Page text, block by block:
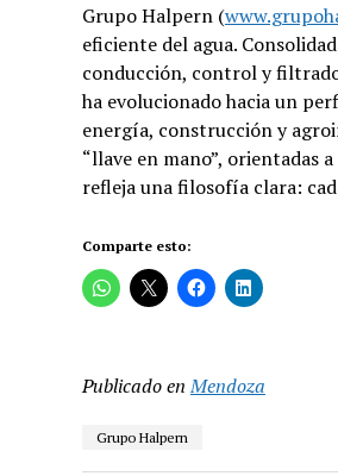
Grupo Halpern (
eficiente del agua.
conducción, control y
ha evolucionado hacia un
energía, construcción y
“llave en mano”, orientadas
refleja una filosofía clara:
Comparte esto:
Publicado en Mendoza
Grupo Halpern